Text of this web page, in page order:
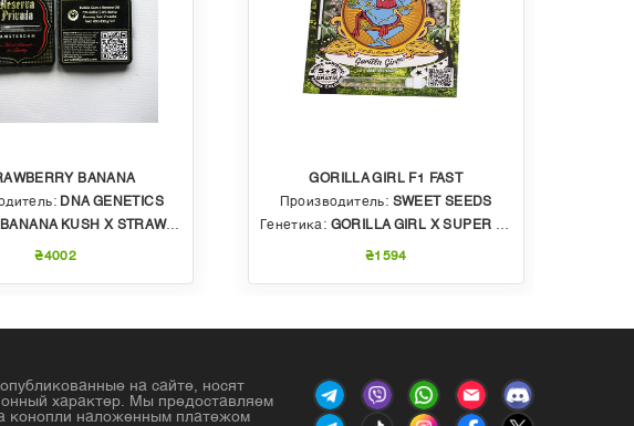
BANANA
DNA GENETICS
BANANA KUSH X STRAWBERRY PHENO OF BUBBLE GUM
₴4002
GORILLA GIRL F1 FAST
Производитель: SWEET SEEDS
Генетика: GORILLA GIRL X SUPER STRONG X SWEET GELATO AUTO
₴1594
на сайте, носят
характер. Мы предоставляем
конопли наложенным платежом